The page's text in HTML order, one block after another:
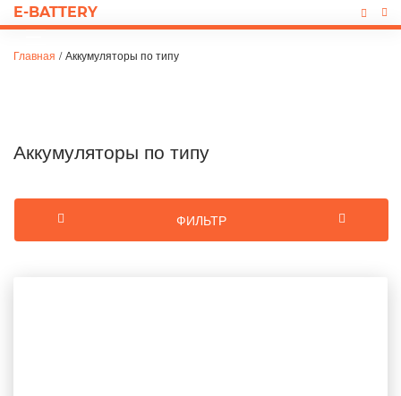
E-BATTERY
Главная / Аккумуляторы по типу
Аккумуляторы по типу
ФИЛЬТР